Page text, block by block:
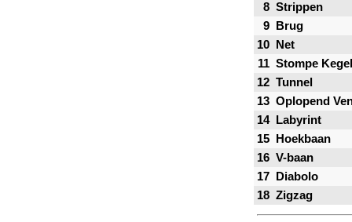
8 Strippen
9
Brug
10
Net
11 Stompe
12 Tunnel
13 Oplopend
14
Labyrint
15
Hoekbaan
16 V-baan
17
Diabolo
18 Zigzag